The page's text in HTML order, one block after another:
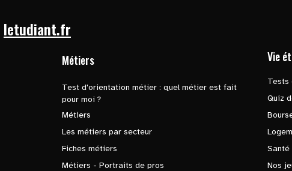
letudiant.fr
Métiers
Test d'orientation métier : quel métier est fait
pour moi ?
Métiers
Les métiers par secteur
Fiches métiers
Métiers - Portraits de pros
Vie
Tests
Quiz
Santé
Nos